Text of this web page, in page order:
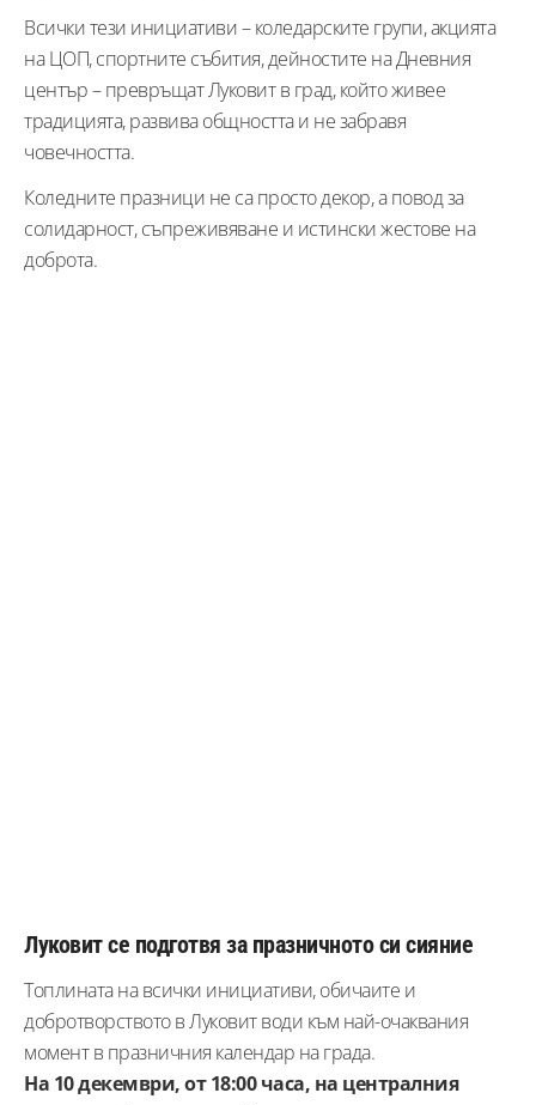
Всички тези инициативи – коледарските групи, акцията
на ЦОП, спортните събития, дейностите на Дневния
център – превръщат Луковит в град, който живее
традицията, развива общността и не забравя
човечността.
Коледните празници не са просто декор, а повод за
солидарност, съпреживяване и истински жестове на
доброта.
Луковит се подготвя за празничното си сияние
Топлината на всички инициативи, обичаите и
добротворството в Луковит води към най-очаквания
момент в празничния календар на града.
На 10 декември, от 18:00 часа, на централния